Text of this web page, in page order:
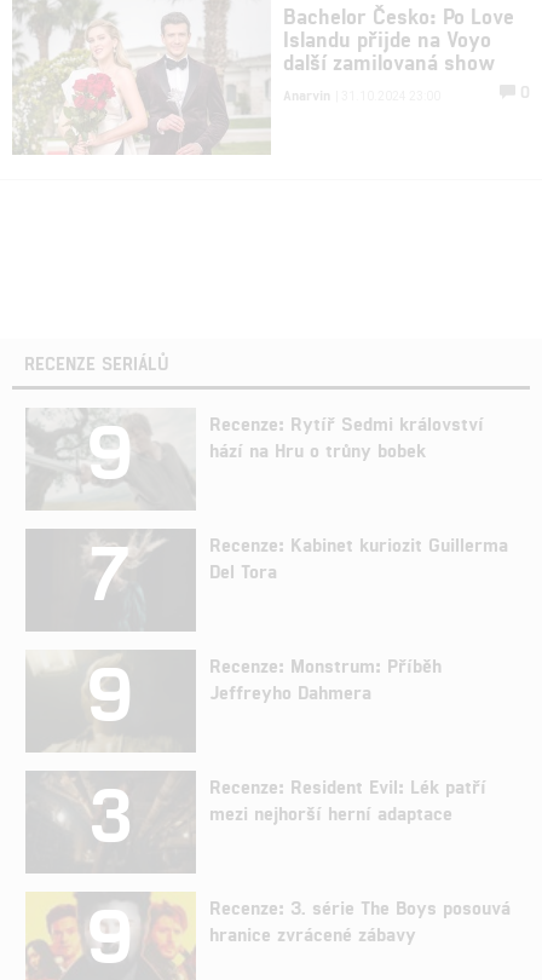
Bachelor Česko: Po Love
Islandu přijde na Voyo
další zamilovaná show
Anarvin 0
RECENZE SERIÁLŮ
9
Recenze: Rytíř Sedmi království
hází na Hru o trůny bobek
7
Recenze: Kabinet kuriozit Guillerma
Del Tora
9
Recenze: Monstrum: Příběh
Jeffreyho Dahmera
3
Recenze: Resident Evil: Lék patří
mezi nejhorší herní adaptace
9
Recenze: 3. série The Boys posouvá
hranice zvrácené zábavy